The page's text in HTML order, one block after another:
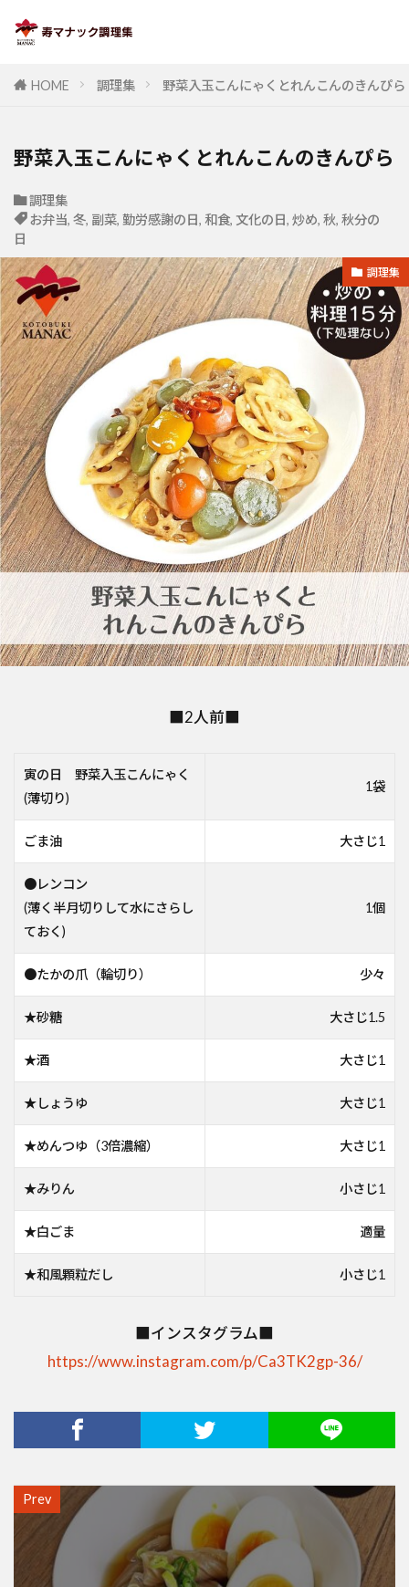
HOME 調理集 野菜入玉こんにゃくとれんこんのきんぴら
野菜入玉こんにゃくとれんこんのきんぴら
調理集
お弁当, 冬, 副菜, 勤労感謝の日, 和食, 文化の日, 炒め, 秋, 秋分の
日
調理集
■2人前■
寅の日 野菜入玉こんにゃく
(薄切り)
1袋
ごま油 大さじ1
●レンコン
(薄く半月切りして水にさらし
ておく)
1個
●たかの爪（輪切り） 少々
★砂糖 大さじ1.5
★酒 大さじ1
★しょうゆ 大さじ1
★めんつゆ（3倍濃縮） 大さじ1
★みりん 小さじ1
★白ごま 適量
★和風顆粒だし 小さじ1
■インスタグラム■
https://www.instagram.com/p/Ca3TK2gp-36/
Prev